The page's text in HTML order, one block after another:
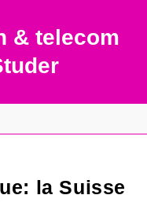
& telecom
la Suisse